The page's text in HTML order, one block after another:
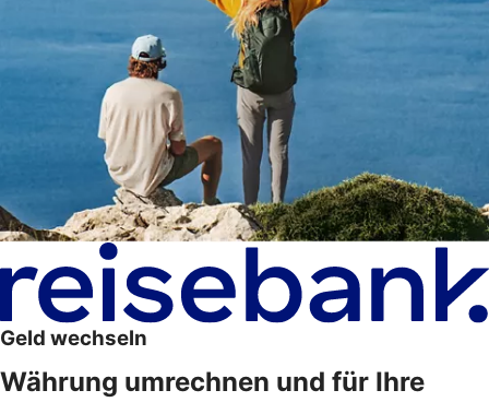
Geld wechseln
Währung umrechnen und für Ihre